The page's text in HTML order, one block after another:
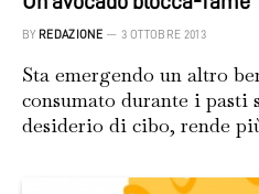
BY REDAZIONE 3 OTTOBRE 2013
Sta emergendo un altro
consumato durante i pasti
desiderio di cibo, rende